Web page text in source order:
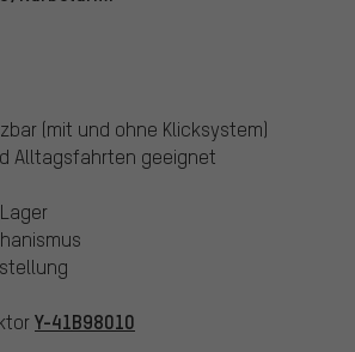
(mit und ohne Klicksystem)
Alltagsfahrten geeignet
Y-41B98010